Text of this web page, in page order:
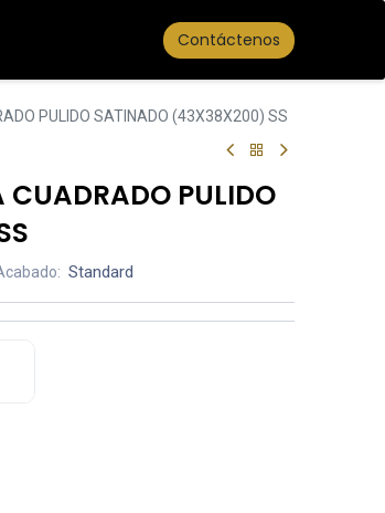
Contáctenos
PULIDO SATINADO (43X38X200) SS
CUADRADO PULIDO
Standard